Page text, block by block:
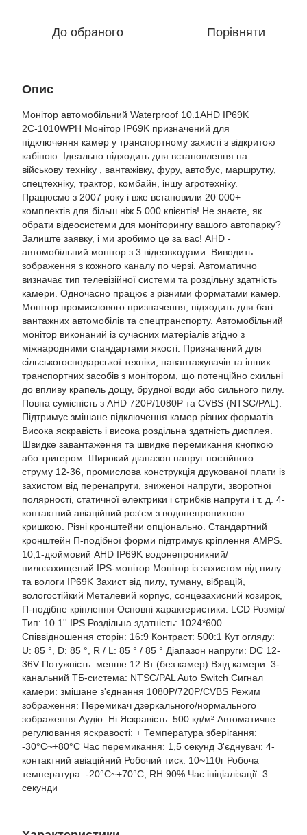
До обраного Порівняти
Опис
Монітор автомобільний Waterproof 10.1AHD IP69K
2С-1010WPH Монітор IP69K призначений для
підключення камер у транспортному захисті з відкритою
кабіною. Ідеально підходить для встановлення на
військову техніку , вантажівку, фуру, автобус, маршрутку,
спецтехніку, трактор, комбайн, іншу агротехніку.
Працюємо з 2007 року і вже встановили 20 000+
комплектів для більш ніж 5 000 клієнтів! Не знаєте, як
обрати відеосистеми для моніторингу вашого автопарку?
Залиште заявку, і ми зробимо це за вас! AHD -
автомобільний монітор з 3 відеовходами. Виводить
зображення з кожного каналу по черзі. Автоматично
визначає тип телевізійної системи та роздільну здатність
камери. Одночасно працює з різними форматами камер.
Монітор промислового призначення, підходить для багі
вантажних автомобілів та спецтранспорту. Автомобільний
монітор виконаний із сучасних матеріалів згідно з
міжнародними стандартами якості. Призначений для
сільськогосподарської техніки, навантажувачів та інших
транспортних засобів з монітором, що потенційно схильні
до впливу крапель дощу, брудної води або сильного пилу.
Повна сумісність з AHD 720P/1080P та CVBS (NTSC/PAL).
Підтримує змішане підключення камер різних форматів.
Висока яскравість і висока роздільна здатність дисплея.
Швидке завантаження та швидке перемикання кнопкою
або тригером. Широкий діапазон напруг постійного
струму 12-36, промислова конструкція друкованої плати із
захистом від перенапруги, зниженої напруги, зворотної
полярності, статичної електрики і стрибків напруги і т. д. 4-
контактний авіаційний роз'єм з водонепроникною
кришкою. Різні кронштейни опціонально. Стандартний
кронштейн П-подібної форми підтримує кріплення AMPS.
10,1-дюймовий AHD IP69K водонепроникний/
пилозахищений IPS-монітор Монітор із захистом від пилу
та вологи IP69K Захист від пилу, туману, вібрацій,
вологостійкий Металевий корпус, сонцезахисний козирок,
П-подібне кріплення Основні характеристики: LCD Розмір/
Тип: 10.1'' IPS Роздільна здатність: 1024*600
Співвідношення сторін: 16:9 Контраст: 500:1 Кут огляду:
U: 85 °, D: 85 °, R / L: 85 ° / 85 ° Діапазон напруги: DC 12-
36V Потужність: менше 12 Вт (без камер) Вхід камери: 3-
канальний ТБ-система: NTSC/PAL Auto Switch Сигнал
камери: змішане з'єднання 1080P/720P/CVBS Режим
зображення: Перемикач дзеркального/нормального
зображення Аудіо: Ні Яскравість: 500 кд/м² Автоматичне
регулювання яскравості: + Температура зберігання:
-30°C~+80°C Час перемикання: 1,5 секунд З'єднувач: 4-
контактний авіаційний Робочий тиск: 10~110г Робоча
температура: -20°C~+70°C, RH 90% Час ініціалізації: 3
секунди